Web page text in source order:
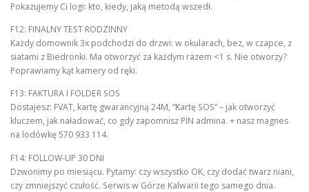
Pokazujemy Ci logi: kto, kiedy, jaką metodą wszedł.
F12: FINALNY TEST RODZINNY
Każdy domownik 3x podchodzi do drzwi: w okularach, bez, w czapce, z
siatami z Biedronki. Ma otworzyć za każdym razem <1 s. Nie otworzy?
Poprawiamy kąt kamery od ręki.
F13: FAKTURA I FOLDER SOS
Dostajesz: FVAT, kartę gwarancyjną 24M, “Kartę SOS” – jak otworzyć
kluczem, jak naładować, co gdy zapomnisz PIN admina. + nasz magnes
na lodówkę 570 933 114.
F14: FOLLOW-UP 30 DNI
Dzwonimy po miesiącu. Pytamy: czy wszystko OK, czy dodać twarz niani,
czy zmniejszyć czułość. Serwis w Górze Kalwarii tego samego dnia.